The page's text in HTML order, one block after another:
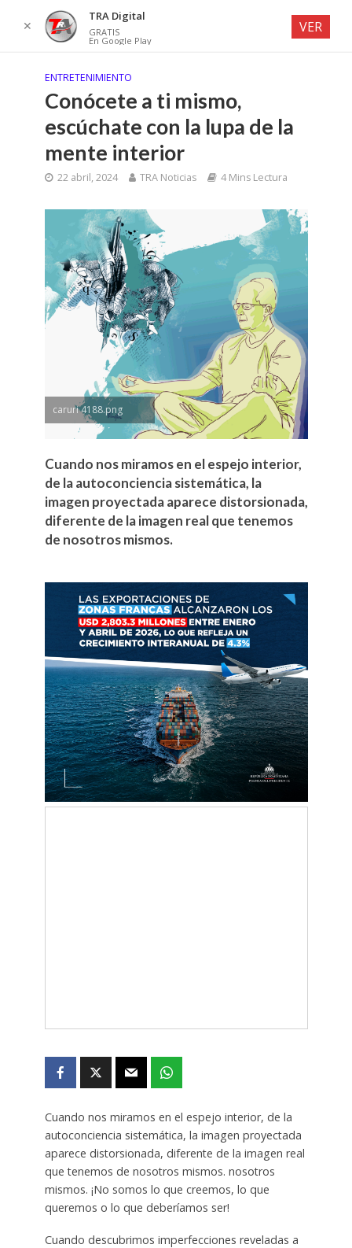
ENTRETENIMIENTO
Conócete a ti mismo,
escúchate con la lupa de la
mente interior
22 abril, 2024 TRA Noticias 4 Mins Lectura
caruri 4188.png
Cuando nos miramos en el espejo interior,
de la autoconciencia sistemática, la
imagen proyectada aparece distorsionada,
diferente de la imagen real que tenemos
de nosotros mismos.
Cuando nos miramos en el espejo interior, de la
autoconciencia sistemática, la imagen proyectada
aparece distorsionada, diferente de la imagen real
que tenemos de nosotros mismos. nosotros
mismos. ¡No somos lo que creemos, lo que
queremos o lo que deberíamos ser!
Cuando descubrimos imperfecciones reveladas a
✕
TRA Digital
GRATIS
En Google Play
VER